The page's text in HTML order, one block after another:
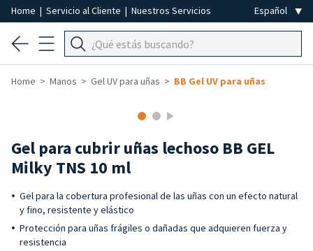
Home | Servicio al Cliente | Nuestros Servicios
Home Manos Gel UV para uñas BB Gel UV para uñas
Gel para cubrir uñas lechoso BB GEL
Milky TNS 10 ml
Gel para la cobertura profesional de las uñas con un efecto natural
y fino, resistente y elástico
Protección para uñas frágiles o dañadas que adquieren fuerza y
resistencia